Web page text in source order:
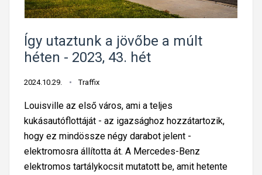
Így utaztunk a jövőbe a múlt
héten - 2023, 43. hét
2024.10.29. Traffix
Louisville az első város, ami a teljes
kukásautóflottáját - az igazsághoz hozzátartozik,
hogy ez mindössze négy darabot jelent -
elektromosra állította át. A Mercedes-Benz
elektromos tartálykocsit mutatott be, amit hetente